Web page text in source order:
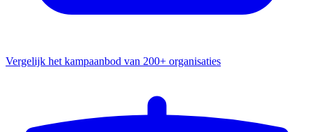
Vergelijk het kampaanbod van 200+ organisaties